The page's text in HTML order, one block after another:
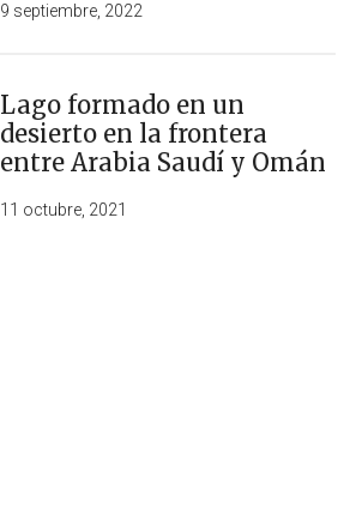
9 septiembre, 2022
Lago formado en un
desierto en la frontera
entre Arabia Saudí y Omán
11 octubre, 2021